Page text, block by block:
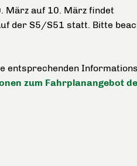
März auf 10. März findet
der S5/S51 statt. Bitte
entsprechenden
zum Fahrplanangebot